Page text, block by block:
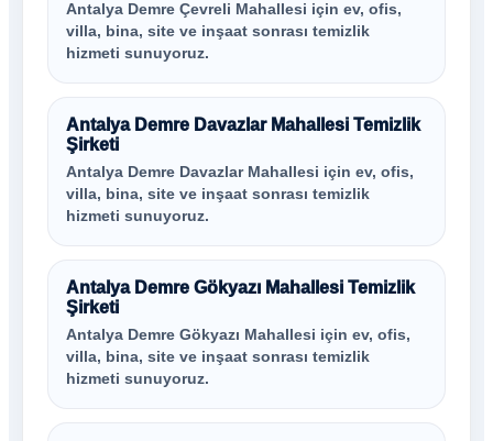
Antalya Demre Çevreli Mahallesi için ev, ofis,
villa, bina, site ve inşaat sonrası temizlik
hizmeti sunuyoruz.
Antalya Demre Davazlar Mahallesi Temizlik
Şirketi
Antalya Demre Davazlar Mahallesi için ev, ofis,
villa, bina, site ve inşaat sonrası temizlik
hizmeti sunuyoruz.
Antalya Demre Gökyazı Mahallesi Temizlik
Şirketi
Antalya Demre Gökyazı Mahallesi için ev, ofis,
villa, bina, site ve inşaat sonrası temizlik
hizmeti sunuyoruz.